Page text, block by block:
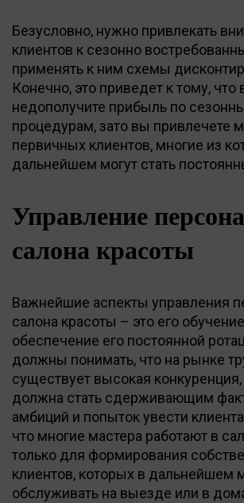
Безусловно, нужно привлекать
клиентов к сезонно
применять к ним схемы
Конечно, это приведет к тому, что
недополучите прибыль по
процедурам, зато вы привлечете
первичных клиентов, многие из
дальнейшем могут стать
Управление
салона красоты
Важнейшие аспекты управления
салона красоты – это его
обеспечение его постоянной
должны понимать, что на рынке
существует высокая конкуренция,
должна стать сдерживающим
амбиций и попыток увести
что многие мастера работают в
только для формирования
клиентов, которых в дальнейшем
обслуживать на выезде или в